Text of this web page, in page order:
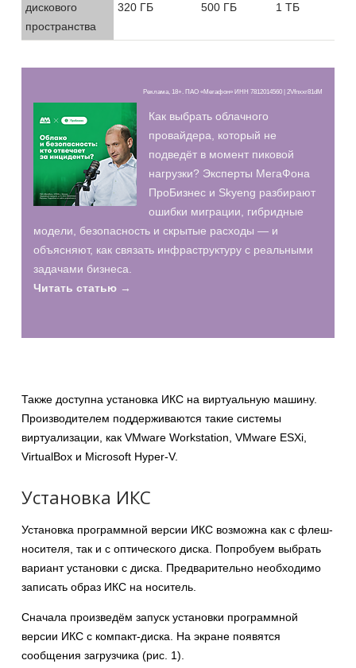
дискового
пространства
320 ГБ 500 ГБ 1 ТБ
Реклама, 18+. ПАО «Мегафон» ИНН 7812014560 | 2Vfnxxr81dM
Как выбрать облачного
провайдера, который не
подведёт в момент пиковой
нагрузки? Эксперты МегаФона
ПроБизнес и Skyeng разбирают
ошибки миграции, гибридные
модели, безопасность и скрытые расходы — и
объясняют, как связать инфраструктуру с реальными
задачами бизнеса.
Читать статью →
Также доступна установка ИКС на виртуальную машину.
Производителем поддерживаются такие системы
виртуализации, как VMware Workstation, VMware ESXi,
VirtualBox и Microsoft Hyper-V.
Установка ИКС
Установка программной версии ИКС возможна как с флеш-
носителя, так и с оптического диска. Попробуем выбрать
вариант установки с диска. Предварительно необходимо
записать образ ИКС на носитель.
Сначала произведём запуск установки программной
версии ИКС с компакт-диска. На экране появятся
сообщения загрузчика (рис. 1).